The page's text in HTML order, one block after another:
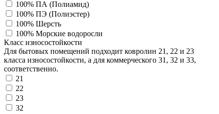
100% ПА (Полиамид)
100% ПЭ (Полиэстер)
100% Шерсть
100% Морские водоросли
Класс износостойкости
Для бытовых помещений подходит ковролин 21, 22 и 23
класса износостойкости, а для коммерческого 31, 32 и 33,
соответственно.
21
22
23
32